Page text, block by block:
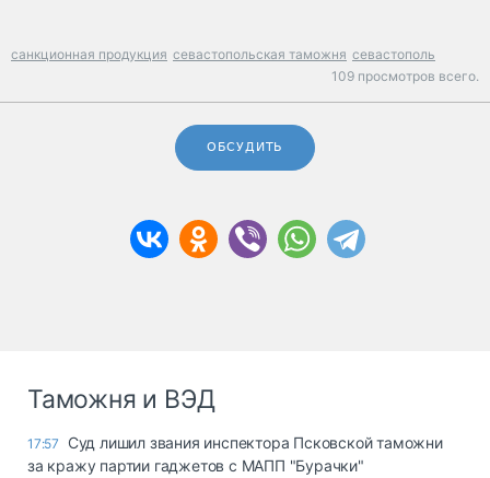
санкционная продукция севастопольская таможня севастополь
109 просмотров всего.
ОБСУДИТЬ
Таможня и ВЭД
17:57
Суд лишил звания инспектора Псковской таможни
за кражу партии гаджетов с МАПП "Бурачки"